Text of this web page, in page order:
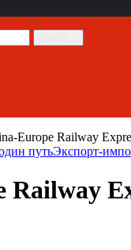
Europe Railway
путьЭкспорт-
Railway